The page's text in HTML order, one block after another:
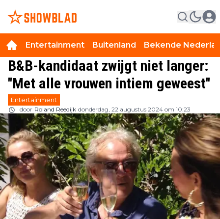
Entertainment Buitenland Bekende
B&B-kandidaat zwijgt niet langer:
''Met alle vrouwen intiem geweest''
Entertainment
door Roland Reedijk donderdag, 22 augustus 2024 om 10:23